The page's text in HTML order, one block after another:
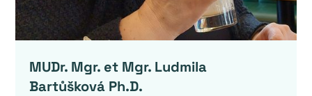
MUDr. Mgr. et Mgr. Ludmila
Bartůšková Ph.D.